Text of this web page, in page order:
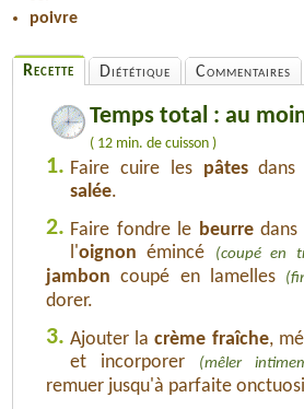
poivre
Recette Diététique Commentaires
Temps total : au
( 12 min. de cuisson )
1. Faire cuire les pâtesdans
salée.
2. Faire fondre le beurredans
l'oignon émincé (coupé en
jambon coupé en lamelles
dorer.
3. Ajouter lacrème fraîche,
et incorporer
(mêler
remuer jusqu'à parfaite